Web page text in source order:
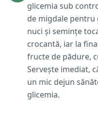
glicemia sub
de migdale pentru
nuci și semințe
crocantă, iar la
fructe de pădure,
Servește imediat,
un mic dejun
glicemia.